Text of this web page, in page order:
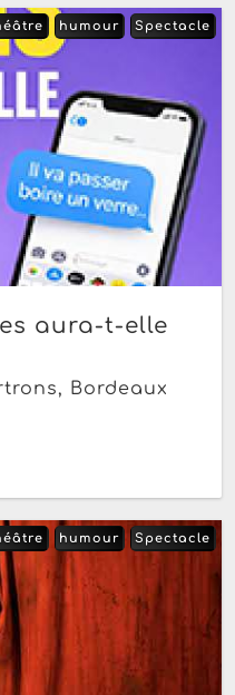
Spectacle
humour
aura-t-elle
Bordeaux
Spectacle
humour